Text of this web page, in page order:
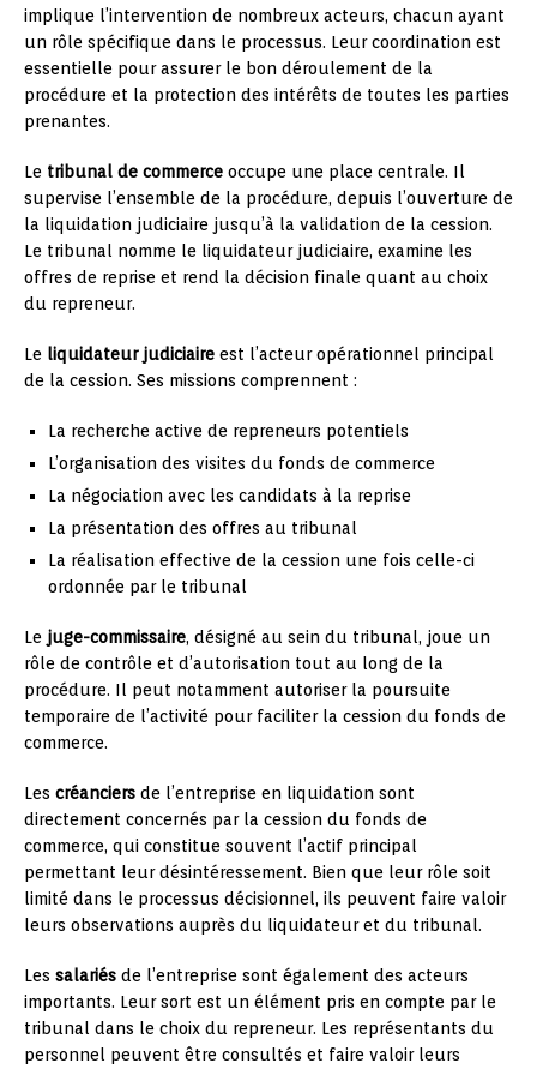
implique l’intervention de nombreux acteurs, chacun ayant
un rôle spécifique dans le processus. Leur coordination est
essentielle pour assurer le bon déroulement de la
procédure et la protection des intérêts de toutes les parties
prenantes.
Le tribunal de commerce occupe une place centrale. Il
supervise l’ensemble de la procédure, depuis l’ouverture de
la liquidation judiciaire jusqu’à la validation de la cession.
Le tribunal nomme le liquidateur judiciaire, examine les
offres de reprise et rend la décision finale quant au choix
du repreneur.
Le liquidateur judiciaire est l’acteur opérationnel principal
de la cession. Ses missions comprennent :
La recherche active de repreneurs potentiels
L’organisation des visites du fonds de commerce
La négociation avec les candidats à la reprise
La présentation des offres au tribunal
La réalisation effective de la cession une fois celle-ci
ordonnée par le tribunal
Le juge-commissaire, désigné au sein du tribunal, joue un
rôle de contrôle et d’autorisation tout au long de la
procédure. Il peut notamment autoriser la poursuite
temporaire de l’activité pour faciliter la cession du fonds de
commerce.
Les créanciers de l’entreprise en liquidation sont
directement concernés par la cession du fonds de
commerce, qui constitue souvent l’actif principal
permettant leur désintéressement. Bien que leur rôle soit
limité dans le processus décisionnel, ils peuvent faire valoir
leurs observations auprès du liquidateur et du tribunal.
Les salariés de l’entreprise sont également des acteurs
importants. Leur sort est un élément pris en compte par le
tribunal dans le choix du repreneur. Les représentants du
personnel peuvent être consultés et faire valoir leurs